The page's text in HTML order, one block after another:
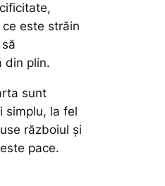
este străin
din plin.
sunt
simplu, la fel
războiul şi
pace.